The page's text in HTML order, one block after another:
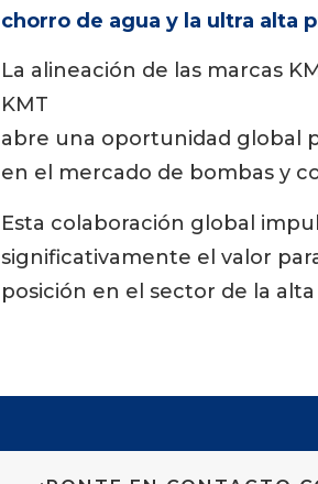
chorro de agua y la ultra alta
La alineación de las marcas
KMT
abre una oportunidad global
en el mercado de bombas y
Esta colaboración global
significativamente el valor
posición en el sector de la